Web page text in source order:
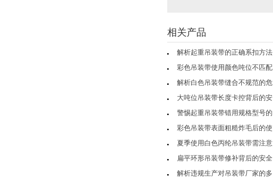
相关产品
解析起重吊装带的正确系扣方法
彩色吊装带使用颜色吨位不匹配
解析白色吊装带缝合不规范的危
大吨位吊装带长度卡控背后的安
警惕起重吊装带错用规格型号的
彩色吊装带表面粗糙炸毛后的使
夏季使用白色丙纶吊装带需注意
扁平环形吊装带修补背后的安全
解析违规生产对吊装带厂家的多